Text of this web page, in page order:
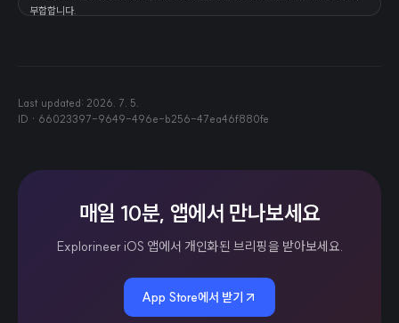
부합합니다.
Last updated: 2026. 7. 5.
ID · 66023397-9649-496e-b256-47ea46f880fe
매일 10분, 앱에서 만나보세요
Explorineer iOS 앱에서 개인화된 브리핑을 받아보세요.
App Store에서 받기